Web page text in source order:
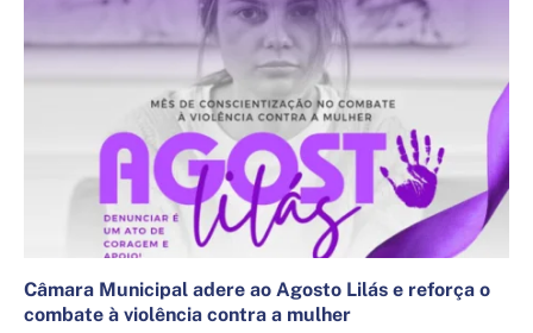
Câmara Municipal adere ao Agosto Lilás e reforça o
combate à violência contra a mulher